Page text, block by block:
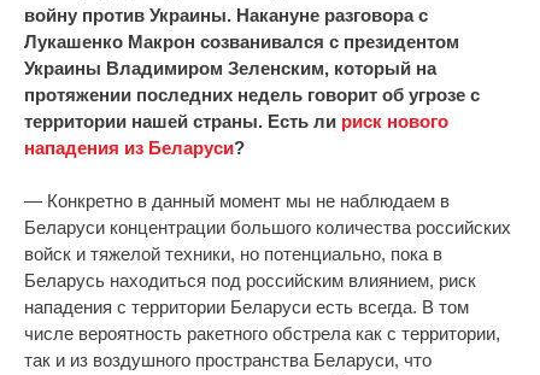
войну против Украины. Накануне разговора с
Лукашенко Макрон созванивался с президентом
Украины Владимиром Зеленским, который на
протяжении последних недель говорит об угрозе с
территории нашей страны. Есть ли риск нового
нападения из Беларуси?
— Конкретно в данный момент мы не наблюдаем в
Беларуси концентрации большого количества российских
войск и тяжелой техники, но потенциально, пока в
Беларусь находиться под российским влиянием, риск
нападения с территории Беларуси есть всегда. В том
числе вероятность ракетного обстрела как с территории,
так и из воздушного пространства Беларуси, что